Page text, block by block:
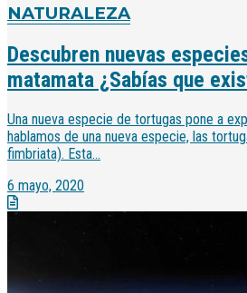
NATURALEZA
Descubren nuevas
matamata ¿Sabías que
Una nueva especie de tortugas pone a
hablamos de una nueva especie, las
fimbriata). Esta...
6 mayo, 2020